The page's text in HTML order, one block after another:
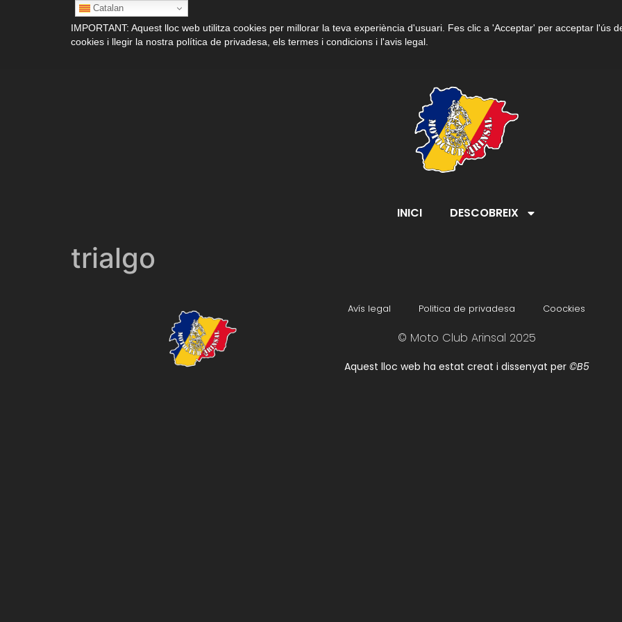
IMPORTANT: Aquest lloc web utilitza cookies per millorar la teva experiència d'usuari. Fes clic a 'Acceptar' per acceptar l'ús
cookies i llegir la nostra política de privadesa, els termes i condicions i l'avis legal.
INICI DESCOBREIX
trialgo
Avís legal Politica de privadesa Coockies
© Moto Club Arinsal 2025
Aquest lloc web ha estat creat i dissenyat per ©B5
Catalan